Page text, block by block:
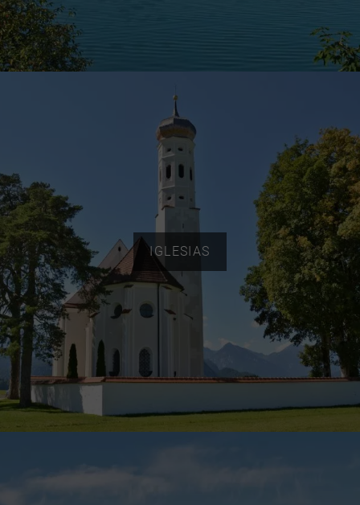
IGLESIAS